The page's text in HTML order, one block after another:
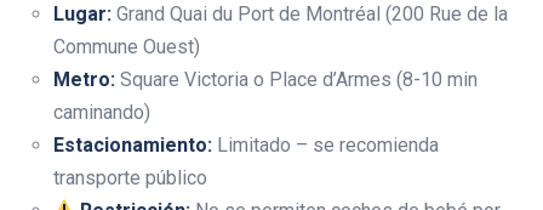
Lugar: Grand Quai du Port de Montréal (200 Rue de la
Commune Ouest)
Metro: Square Victoria o Place d’Armes (8-10 min
caminando)
Estacionamiento: Limitado – se recomienda
transporte público